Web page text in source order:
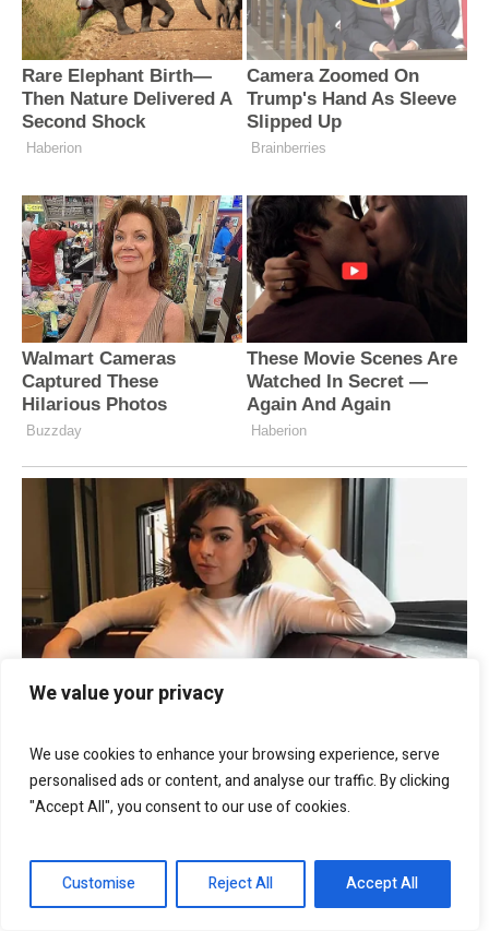
We value your privacy
We use cookies to enhance your browsing experience, serve
personalised ads or content, and analyse our traffic. By clicking
"Accept All", you consent to our use of cookies.
Customise Reject All Accept All